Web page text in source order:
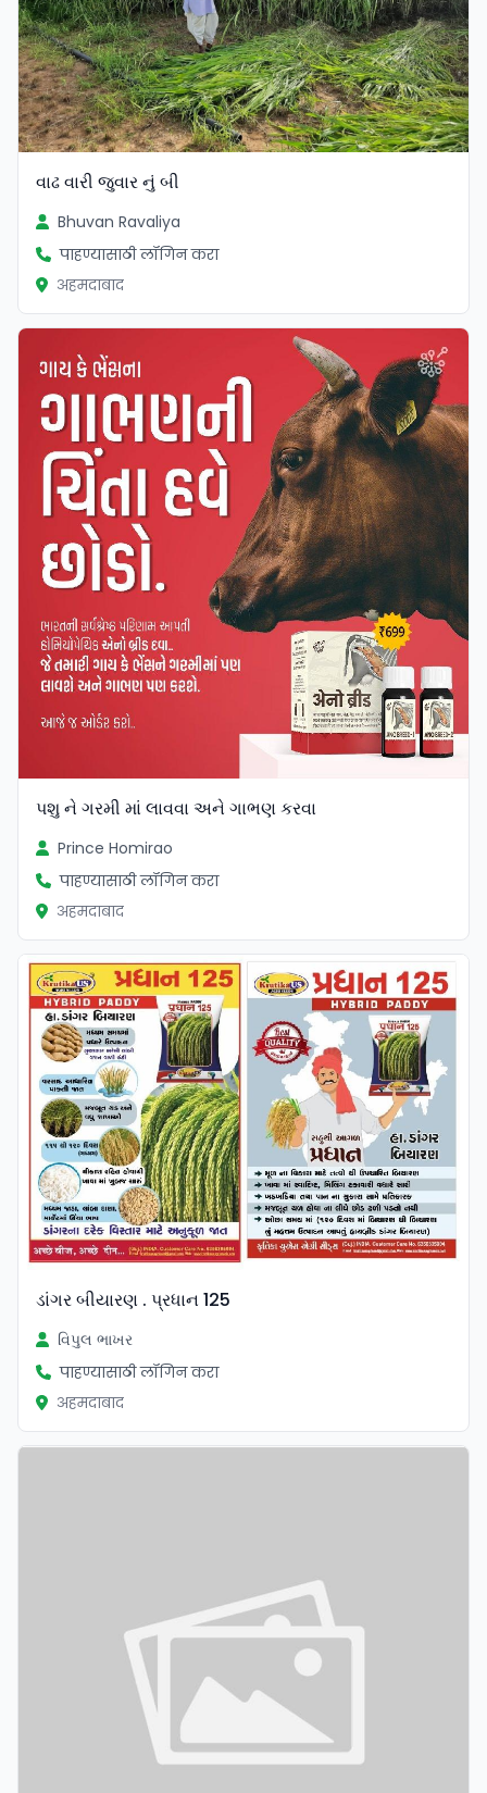
વાઢ વારી જુવાર નું બી
Bhuvan Ravaliya
पाहण्यासाठी लॉगिन करा
अहमदाबाद
પશુ ને ગરમી માં લાવવા અને ગાભણ કરવા
Prince Homirao
पाहण्यासाठी लॉगिन करा
अहमदाबाद
ડાંગર બીયારણ . પ્રધાન 125
વિપુલ ભાખર
पाहण्यासाठी लॉगिन करा
अहमदाबाद